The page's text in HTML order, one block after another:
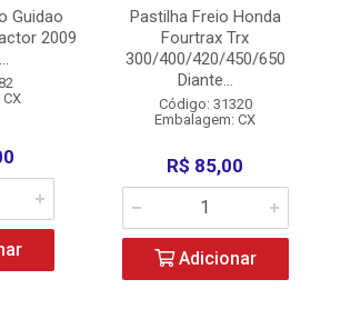
Guidao
2009
Pastilha Freio Honda
Fourtrax Trx
300/400/420/450/650
Diante...
Código: 31320
Embalagem: CX
R$ 85,00
Adicionar